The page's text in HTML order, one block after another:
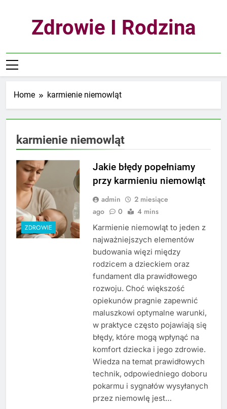
Zdrowie I Rodzina
Home karmienie niemowląt
karmienie niemowląt
ZDROWIE
Jakie błędy popełniamy
przy karmieniu niemowląt
admin
2 miesiące
ago
0 4 mins
Karmienie niemowląt to jeden z
najważniejszych elementów
budowania więzi między
rodzicem a dzieckiem oraz
fundament dla prawidłowego
rozwoju. Choć większość
opiekunów pragnie zapewnić
maluszkowi optymalne warunki,
w praktyce często pojawiają się
błędy, które mogą wpłynąć na
komfort dziecka i jego zdrowie.
Wiedza na temat prawidłowych
technik, odpowiedniego doboru
pokarmu i sygnałów wysyłanych
przez niemowlę jest…